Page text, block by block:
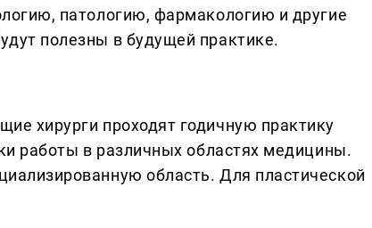
патологию, фармакологию и другие
полезны в будущей практике.
хирурги проходят годичную практику
работы в различных областях медицины.
область. Для пластической